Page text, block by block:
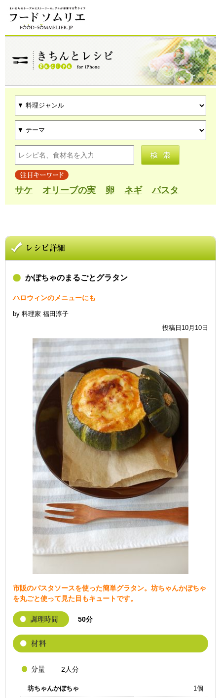
サケ オリーブの実 卵 ネギ パスタ
かぼちゃのまるごとグラタン
ハロウィンのメニューにも
by 料理家 福田淳子
投稿日10月10日
市販のパスタソースを使った簡単グラタン。坊ちゃんかぼちゃ
を丸ごと使って見た目もキュートです。
50分
2人分
坊ちゃんかぼちゃ 1個